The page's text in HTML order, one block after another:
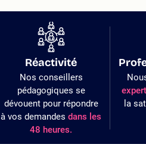
Réactivité
Nos conseillers
pédagogiques se
dévouent pour répondre
à vos demandes dans les
48 heures.
la